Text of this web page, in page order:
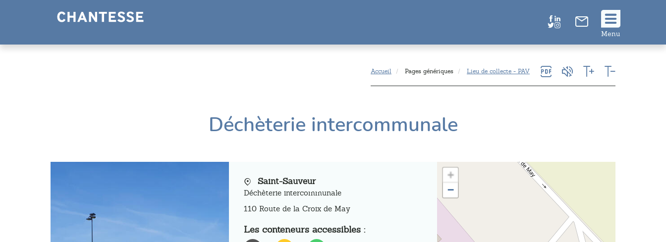
Suivez
!
Menu
Accueil Pages génériques Lieu de collecte - PAV
Déchèterie intercommunale
Saint-Sauveur
Déchèterie intercommunale
110 Route de la Croix de May
Les conteneurs accessibles :
+
−